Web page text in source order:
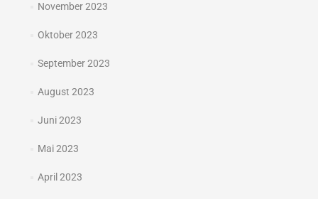
November 2023
Oktober 2023
September 2023
August 2023
Juni 2023
Mai 2023
April 2023